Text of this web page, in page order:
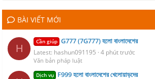
BÀI VIẾT MỚI
H
Cần giúp G777 (7G777) হলো বাংলাদেশের
Latest: hashun091195 4 phút trước
Văn bản pháp luật
Dịch vụ F999 হলো বাংলাদেশের খেলোয়াড়দের